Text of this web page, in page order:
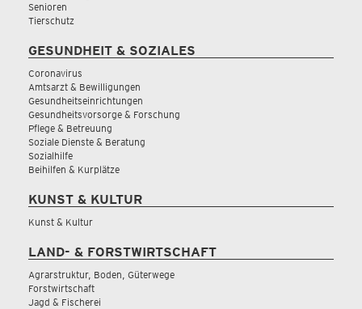
Senioren
Tierschutz
GESUNDHEIT & SOZIALES
Coronavirus
Amtsarzt & Bewilligungen
Gesundheitseinrichtungen
Gesundheitsvorsorge & Forschung
Pflege & Betreuung
Soziale Dienste & Beratung
Sozialhilfe
Beihilfen & Kurplätze
KUNST & KULTUR
Kunst & Kultur
LAND- & FORSTWIRTSCHAFT
Agrarstruktur, Boden, Güterwege
Forstwirtschaft
Jagd & Fischerei